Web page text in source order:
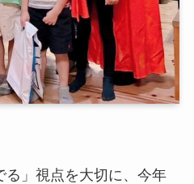
る」視点を大切に、今年